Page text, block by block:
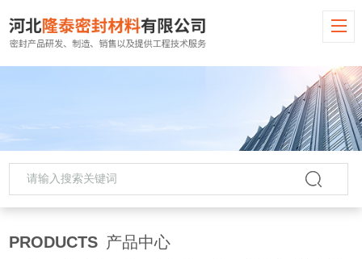
PRODUCTS 产品中心